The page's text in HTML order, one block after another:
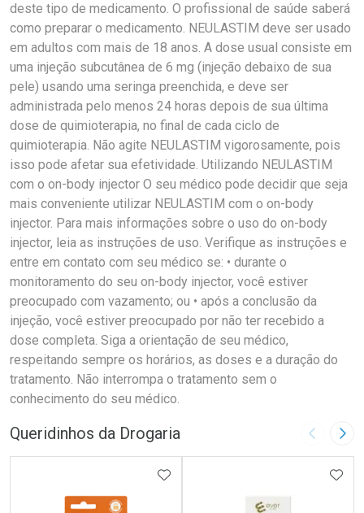
deste tipo de medicamento. O profissional de saúde saberá
como preparar o medicamento. NEULASTIM deve ser usado
em adultos com mais de 18 anos. A dose usual consiste em
uma injeção subcutânea de 6 mg (injeção debaixo de sua
pele) usando uma seringa preenchida, e deve ser
administrada pelo menos 24 horas depois de sua última
dose de quimioterapia, no final de cada ciclo de
quimioterapia. Não agite NEULASTIM vigorosamente, pois
isso pode afetar sua efetividade. Utilizando NEULASTIM
com o on-body injector O seu médico pode decidir que seja
mais conveniente utilizar NEULASTIM com o on-body
injector. Para mais informações sobre o uso do on-body
injector, leia as instruções de uso. Verifique as instruções e
entre em contato com seu médico se: • durante o
monitoramento do seu on-body injector, você estiver
preocupado com vazamento; ou • após a conclusão da
injeção, você estiver preocupado por não ter recebido a
dose completa. Siga a orientação de seu médico,
respeitando sempre os horários, as doses e a duração do
tratamento. Não interrompa o tratamento sem o
conhecimento do seu médico.
Queridinhos da Drogaria Imagem
ADICIONAR AOS FAVORITOS